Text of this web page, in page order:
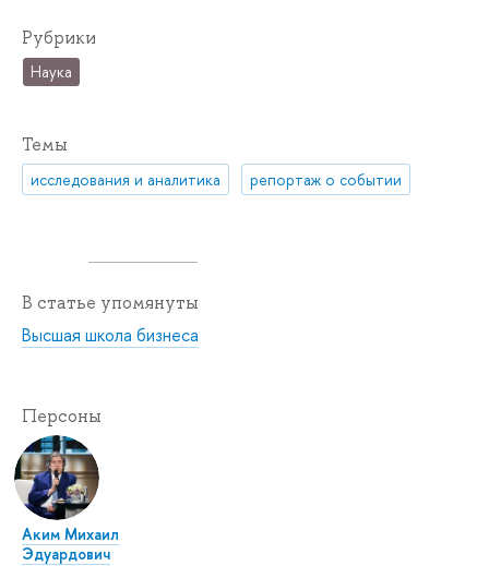
Рубрики
Наука
Темы
исследования и аналитика репортаж о событии
В статье упомянуты
Высшая школа бизнеса
Персоны
Аким Михаил
Эдуардович